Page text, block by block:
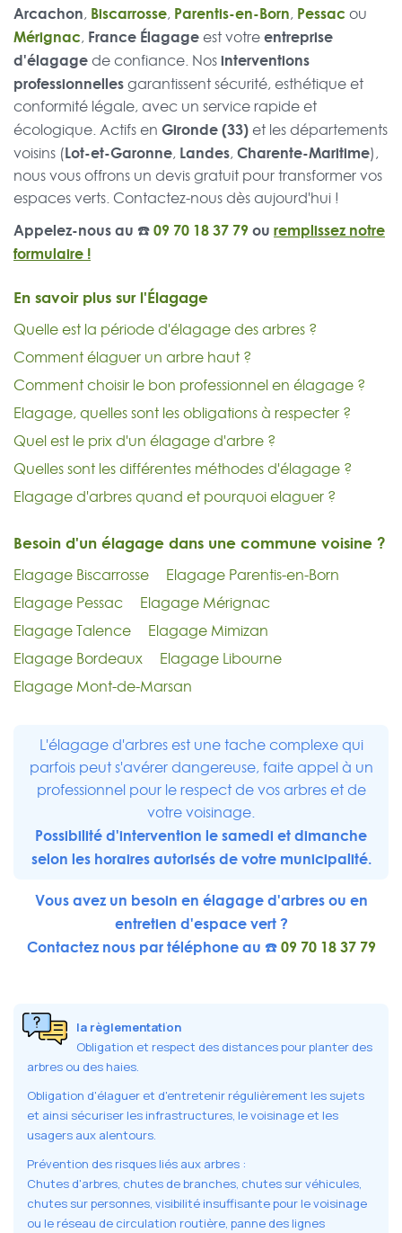
Arcachon, Biscarrosse, Parentis-en-Born, Pessacou
Mérignac, France Élagage est votreentreprise
d'élagage de confiance. Nosinterventions
professionnellesgarantissent sécurité, esthétique et
conformité légale, avec un service rapide et
écologique. Actifs en Gironde (33) et les départements
voisins (Lot-et-Garonne, Landes, Charente-Maritime),
nous vous offrons un devis gratuit pour transformer vos
espaces verts. Contactez-nous dès aujourd'hui !
Appelez-nous au ☎️09 70 18 37 79ou remplissez notre
formulaire !
En savoir plus sur l'Élagage
Quelle est la période d'élagage des arbres ?
Comment élaguer un arbre haut ?
Comment choisir le bon professionnel en élagage ?
Elagage, quelles sont les obligations à respecter ?
Quel est le prix d'un élagage d'arbre ?
Quelles sont les différentes méthodes d'élagage ?
Elagage d'arbres quand et pourquoi elaguer ?
Besoin d'un élagage dans une commune voisine ?
Elagage Biscarrosse
Elagage Parentis-en-Born
Elagage Pessac
Elagage Mérignac
Elagage Talence
Elagage Mimizan
Elagage Bordeaux
Elagage Libourne
Elagage Mont-de-Marsan
L'élagage d'arbres est une tache complexe qui
parfois peut s'avérer dangereuse, faite appel à un
professionnel pour le respect de vos arbres et de
votre voisinage.
Possibilité d'intervention le samedi et dimanche
selon les horaires autorisés de votre municipalité.
Vous avez un besoin en élagage d'arbres ou en
entretien d'espace vert ?
Contactez nous par téléphone au ☎️09 70 18 37 79
la règlementation
Obligation et respect des distances pour planter des
arbres ou des haies.
Obligation d'élaguer et d'entretenir régulièrement les sujets
et ainsi sécuriser les infrastructures, le voisinage et les
usagers aux alentours.
Prévention des risques liés aux arbres :
Chutes d'arbres, chutes de branches, chutes sur véhicules,
chutes sur personnes, visibilité insuffisante pour le voisinage
ou le réseau de circulation routière, panne des lignes